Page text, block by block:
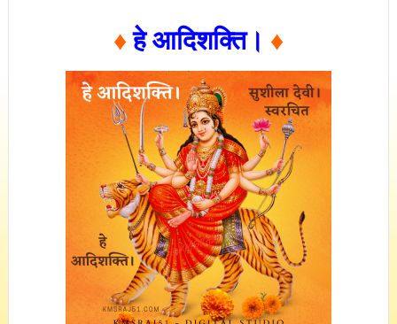
♦हे आदिशक्ति। ♦